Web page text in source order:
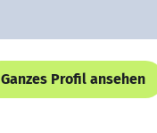
Ganzes Profil ansehen